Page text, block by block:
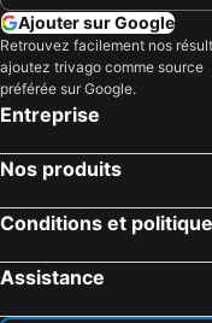
Ajouter sur Google
Retrouvez facilement nos
ajoutez trivago comme source
préférée sur Google.
Entreprise
Nos produits
Conditions et
Assistance